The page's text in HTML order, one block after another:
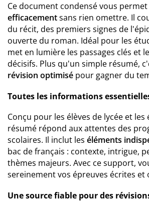
Ce document condensé vous
efficacementsans rien omettre. Il
du récit, des premiers signes de
ouverte du roman. Idéal pour les
met en lumière les passages clés et
décisifs. Plus qu'un simple résumé,
révision optimisé pour gagner du
Toutes les informations
Conçu pour les élèves de lycée et
résumé répond aux attentes des
scolaires. Il inclut les éléments
bac de français : contexte, intrigue,
thèmes majeurs. Avec ce support,
sereinement vos épreuves écrites et
Une source fiable pour des